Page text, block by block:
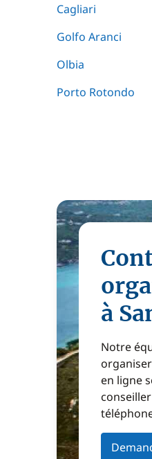
Cagliari
Golfo Aranci
Olbia
Porto Rotondo
à
Notre
en ligne